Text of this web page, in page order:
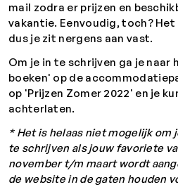
mail zodra er prijzen en
vakantie. Eenvoudig, toch?
dus je zit nergens aan vast.
Om je in te schrijven ga je naar
boeken' op de
op 'Prijzen Zomer 2022' en je
achterlaten.
* Het is helaas niet mogelijk om
te schrijven als jouw favoriete
november t/m maart wordt
de website in de gaten houden